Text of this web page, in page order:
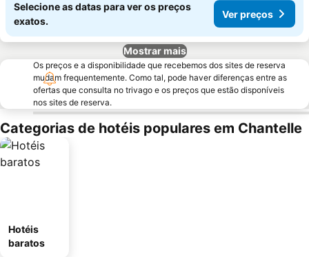
Selecione as datas para ver os preços
exatos.
Ver preços
Mostrar mais
Os preços e a disponibilidade que recebemos dos sites de reserva
mudam frequentemente. Como tal, pode haver diferenças entre as
ofertas que consulta no trivago e os preços que estão disponíveis
nos sites de reserva.
Categorias de hotéis populares em Chantelle
Hotéis
baratos